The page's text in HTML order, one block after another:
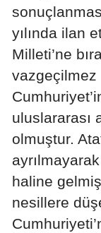
yılında ilan
Milleti’ne
vazgeçilmez
uluslararası
olmuştur.
haline
nesillere